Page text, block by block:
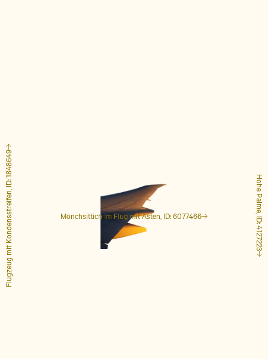
Mönchsittich im Flug mit Ästen, ID: 6077466 Hohe Palme, ID: 4127223
Flugzeug mit Kondensstreifen, ID: 1848649